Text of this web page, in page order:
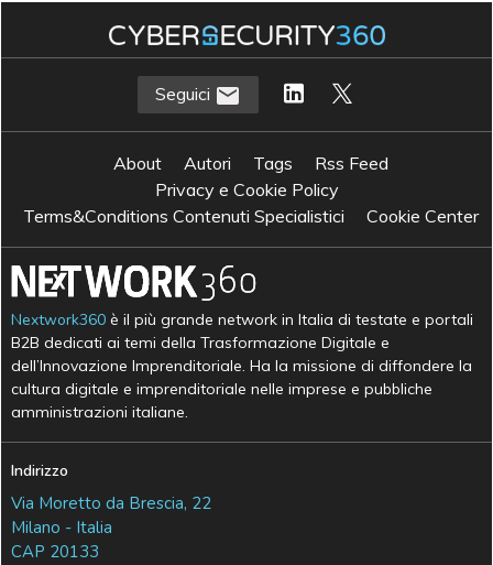
Seguici
About Autori Tags
Rss Feed
Privacy e Cookie Policy
Terms&Conditions Contenuti Specialistici
Cookie Center
Nextwork360 è il più grande network in Italia di testate e portali
B2B dedicati ai temi della Trasformazione Digitale e
dell’Innovazione Imprenditoriale. Ha la missione di diffondere la
cultura digitale e imprenditoriale nelle imprese e pubbliche
amministrazioni italiane.
Indirizzo
Via Moretto da Brescia, 22
Milano - Italia
CAP 20133